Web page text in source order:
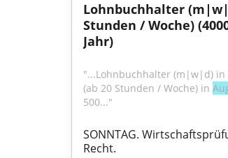
Lohnbuchhalter
Stunden / Woche)
Jahr)
"...Lohnbuchhalter (m|w|d) in
(ab 20 Stunden / Woche) in
500..."
SONNTAG.
Recht.